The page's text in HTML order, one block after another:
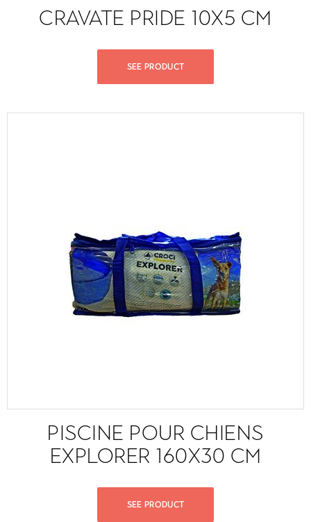
CRAVATE PRIDE 10X5 CM
SEE PRODUCT
PISCINE POUR CHIENS
EXPLORER 160X30 CM
SEE PRODUCT